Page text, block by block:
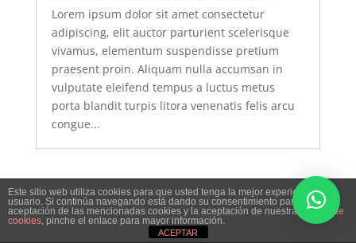
Lorem ipsum dolor sit amet consectetur
adipiscing, elit auctor parturient scelerisque
vivamus, elementum suspendisse pretium
praesent proin. Aliquam nulla accumsan in
vulputate eleifend tempus a luctus metus
porta blandit turpis litora venenatis felis arcu
congue...
Este sitio web utiliza cookies para que usted tenga la mejor experiencia de
usuario. Si continúa navegando está dando su consentimiento para la
aceptación de las mencionadas cookies y la aceptación de nuestra
política de
cookies, pinche el enlace para mayor información.
ACEPTAR